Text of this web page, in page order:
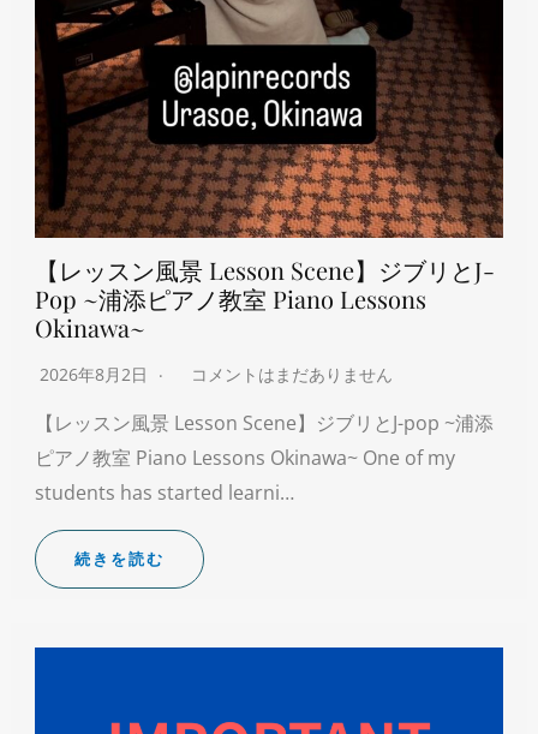
【レッスン風景 Lesson Scene】ジブリとJ-
Pop ~浦添ピアノ教室 Piano Lessons
Okinawa~
2026年8月2日 コメントはまだありません
【レッスン風景 Lesson Scene】ジブリとJ-pop ~浦添
ピアノ教室 Piano Lessons Okinawa~ One of my
students has started learni…
続きを読む